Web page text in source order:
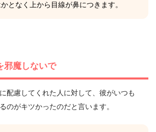
かとなく上から目線が鼻につきます。
邪魔しないで
配慮してくれた人に対して、彼がいつも
のがキツかったのだと言います。